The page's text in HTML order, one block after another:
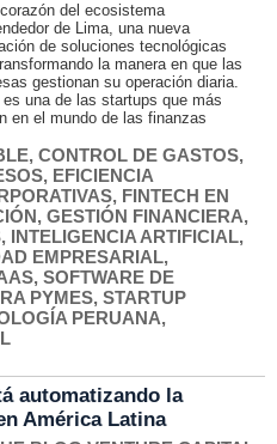
del ecosistema
de Lima, una nueva
de soluciones tecnológicas
la manera en que las
gestionan su operación diaria.
es una de las startups que más
en el mundo de las finanzas
, CONTROL DE GASTOS,
, EFICIENCIA
, FINTECH EN
, GESTIÓN FINANCIERA,
, INTELIGENCIA ARTIFICIAL,
EMPRESARIAL,
, SOFTWARE DE
PYMES, STARTUP
PERUANA,
automatizando la
América Latina